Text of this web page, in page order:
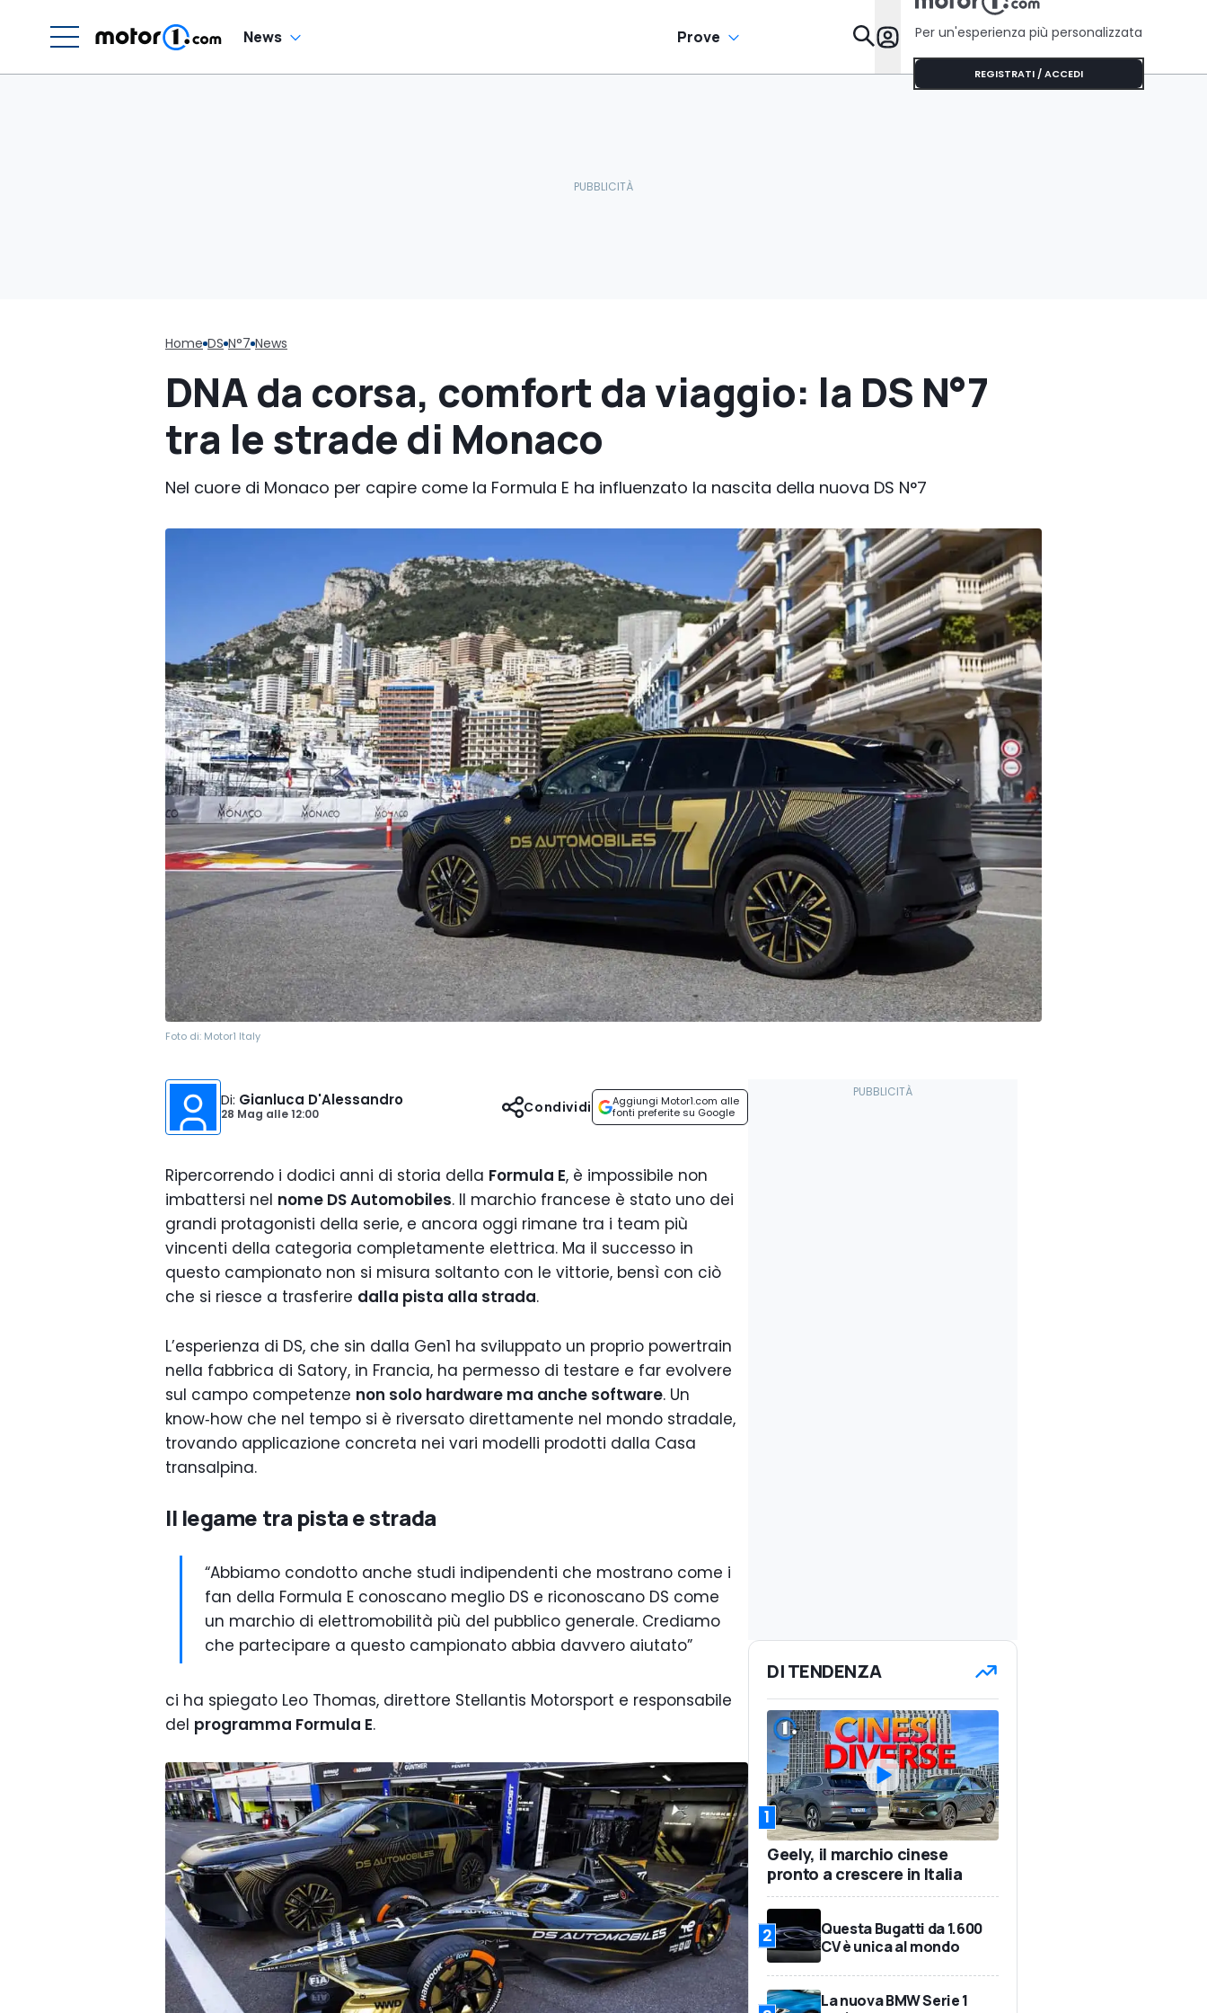
News Prove Da Sapere
Per un'esperienza più personalizzata
REGISTRATI / ACCEDI
Home DS N°7 News
DNA da corsa, comfort da viaggio: la DS N°7
tra le strade di Monaco
Nel cuore di Monaco per capire come la Formula E ha influenzato la nascita della nuova DS N°7
Foto di: Motor1 Italy
Di: Gianluca D'Alessandro
28 Mag alle12:00
Aggiungi Motor1.com alle
fonti preferite su Google
Condividi
Ripercorrendo i dodici anni di storia della Formula E, è impossibile non
imbattersi nel nome DS Automobiles. Il marchio francese è stato uno dei
grandi protagonisti della serie, e ancora oggi rimane tra i team più
vincenti della categoria completamente elettrica. Ma il successo in
questo campionato non si misura soltanto con le vittorie, bensì con ciò
che si riesce a trasferire dalla pista alla strada.
L’esperienza di DS, che sin dalla Gen1 ha sviluppato un proprio powertrain
nella fabbrica di Satory, in Francia, ha permesso di testare e far evolvere
sul campo competenze non solo hardware ma anche software. Un
know‑how che nel tempo si è riversato direttamente nel mondo stradale,
trovando applicazione concreta nei vari modelli prodotti dalla Casa
transalpina.
Il legame tra pista e strada
“Abbiamo condotto anche studi indipendenti che mostrano come i
fan della Formula E conoscano meglio DS e riconoscano DS come
un marchio di elettromobilità più del pubblico generale. Crediamo
che partecipare a questo campionato abbia davvero aiutato”
ci ha spiegato Leo Thomas, direttore Stellantis Motorsport e responsabile
del programma Formula E.
DI TENDENZA
1
Geely, il marchio cinese
pronto a crescere in Italia
2
Questa Bugatti da 1.600
CV è unica al mondo
La nuova BMW Serie 1